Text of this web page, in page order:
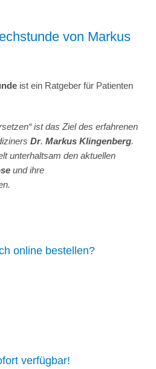
von Markus
ist ein Ratgeber für Patienten
ist das Ziel des erfahrenen
Dr. Markus Klingenberg.
unterhaltsam den aktuellen
und ihre
online bestellen?
verfügbar!